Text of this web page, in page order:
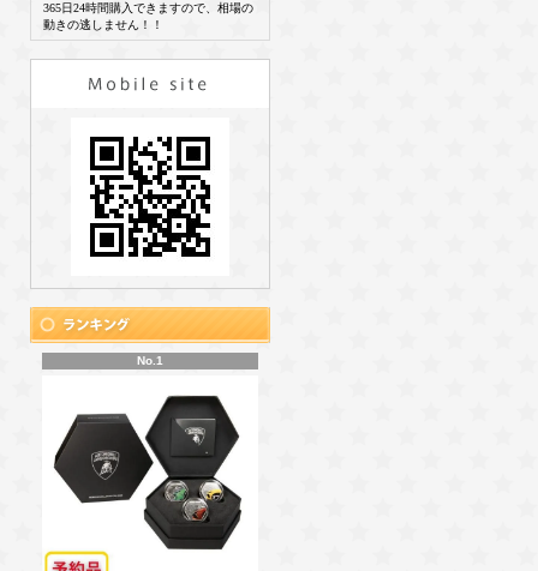
365日24時間購入できますので、相場の
動きの逃しません！！
No.1